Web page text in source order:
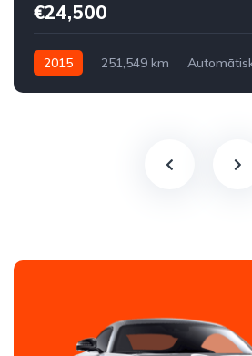
€24,500
2015 251,549 km